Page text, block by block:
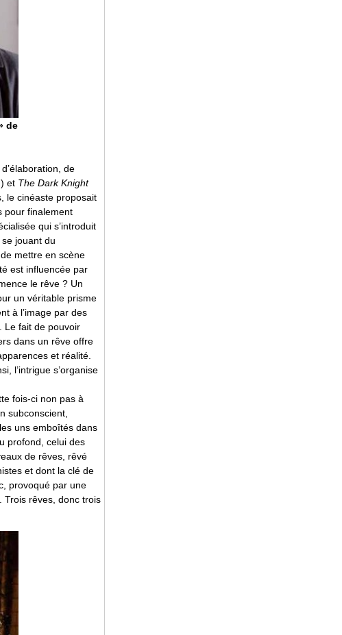
de
de
et The Dark Knight
le cinéaste proposait
pour finalement
qui s’introduit
jouant du
mettre en scène
est influencée par
le rêve ? Un
un véritable prisme
à l’image par des
Le fait de pouvoir
dans un rêve offre
et réalité.
l’intrigue s’organise
fois-ci non pas à
subconscient,
uns emboîtés dans
profond, celui des
de rêves, rêvé
et dont la clé de
provoqué par une
Trois rêves, donc trois